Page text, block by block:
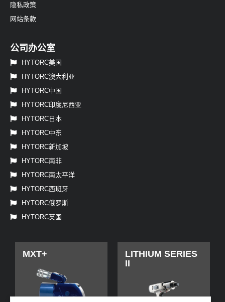
隐私政策
网站条款
公司办公室
HYTORC美国
HYTORC澳大利亚
HYTORC中国
HYTORC印度尼西亚
HYTORC日本
HYTORC中东
HYTORC新加坡
HYTORC南非
HYTORC南太平洋
HYTORC西班牙
HYTORC俄罗斯
HYTORC英国
MXT+
LITHIUM SERIES
II